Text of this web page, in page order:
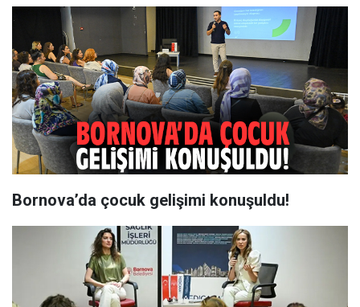
Bornova’da çocuk gelişimi konuşuldu!